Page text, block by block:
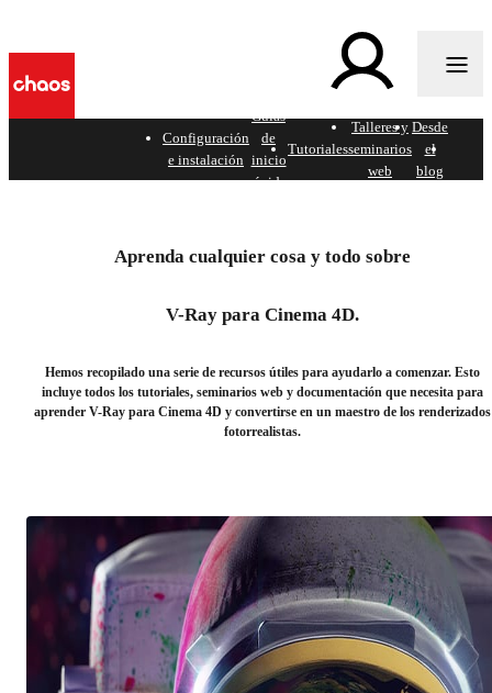
Cinema 4D.
de Chaos.
Configuración
e instalación
Guías
de
inicio
rápido
Tutoriales
Talleres y
seminarios
web
Desde
el
blog
Aprenda cualquier cosa y todo sobre
V-Ray para Cinema 4D.
Hemos recopilado una serie de recursos útiles para ayudarlo a comenzar. Esto
incluye todos los tutoriales, seminarios web y documentación que necesita para
aprender V-Ray para Cinema 4D y convertirse en un maestro de los renderizados
fotorrealistas.